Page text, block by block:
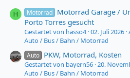
H Motorrad Motorrad Garage /
Porto Torres gesucht
Gestartet von hasso4 02. Juli 2026
Auto / Bus / Bahn / Motorrad
Auto PKW, Motorrad, Kosten
Gestartet von bayern56 20.
Auto / Bus / Bahn / Motorrad